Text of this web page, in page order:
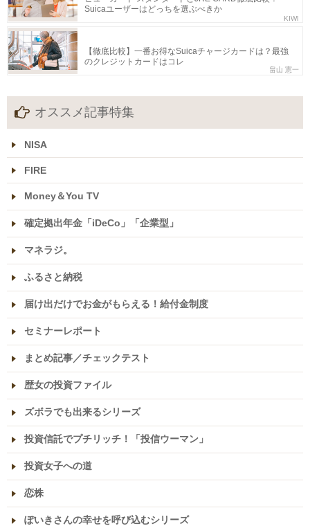
Suicaユーザーはどっちを選ぶべきか
KIWI
【徹底比較】一番お得なSuicaチャージカードは？最強
のクレジットカードはコレ
畠山 憲一
オススメ記事特集
NISA
FIRE
Money＆You TV
確定拠出年金「iDeCo」「企業型」
マネラジ。
ふるさと納税
届け出だけでお金がもらえる！給付金制度
セミナーレポート
まとめ記事／チェックテスト
歴女の投資ファイル
ズボラでも出来るシリーズ
投資信託でプチリッチ！「投信ウーマン」
投資女子への道
恋株
ぽいきさんの幸せを呼び込むシリーズ